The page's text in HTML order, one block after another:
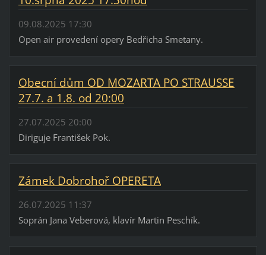
09.08.2025 17:30
Open air provedení opery Bedřicha Smetany.
Obecní dům OD MOZARTA PO STRAUSSE
27.7. a 1.8. od 20:00
27.07.2025 20:00
Diriguje František Pok.
Zámek Dobrohoř OPERETA
26.07.2025 11:37
Soprán Jana Veberová, klavír Martin Peschík.